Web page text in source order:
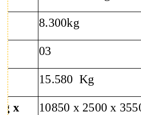
8.300kg
03
15.580 Kg
x 10850 x 2500 x